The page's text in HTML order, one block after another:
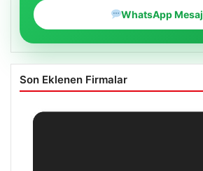
WhatsApp Mesaj
Son Eklenen Firmalar